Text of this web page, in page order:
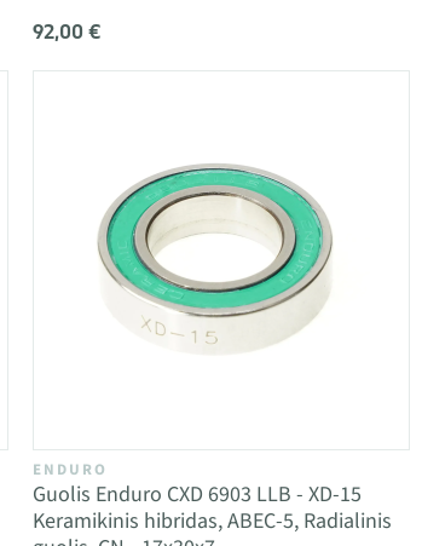
92,00 €
ENDURO
Guolis Enduro CXD 6903 LLB - XD-15
Keramikinis hibridas, ABEC-5, Radialinis